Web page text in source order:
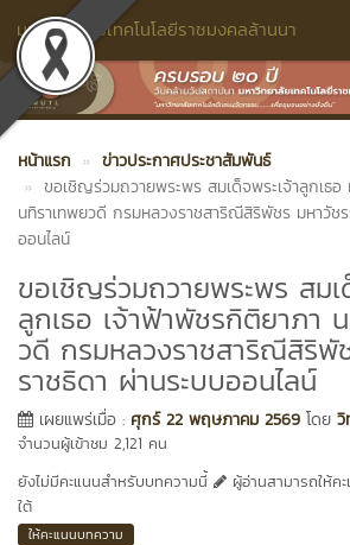
มหาวิทยาลัยเทคโนโลยีราชมงคลล้านนา
หน้าแรก
ข่าวประกาศประชาสัมพันธ์
ขอ​เชิญร่วมถวายพระพร สมเด็จพระเจ้าลูกเธอ
นทิราเทพยวดี กรมหลวงราชสาริณีสิริพัชร มหาวัช
ออนไลน์
ขอ​เชิญร่วมถวายพระพร สมเ
ลูกเธอ เจ้าฟ้าพัชรกิติยาภา
วดี กรมหลวงราชสาริณีสิริพั
ราชธิดา ผ่านระบบออนไลน์
เผยแพร่เมื่อ : ศุกร์ 22 พฤษภาคม 2569 โดย
จำนวนผู้เข้าชม 2,121 คน
ยังไม่มีคะแนนสำหรับบทความนี้
ผู้อ่านสามารถให้ค
ใต้
ให้คะแนนบทความ